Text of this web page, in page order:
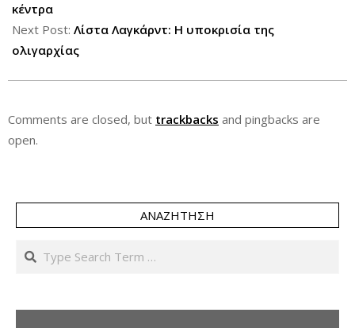
01
κέντρα
Next Post: Λίστα Λαγκάρντ: Η υποκρισία της
ολιγαρχίας
Comments are closed, but trackbacks and pingbacks are
open.
ΑΝΑΖΉΤΗΣΗ
Search